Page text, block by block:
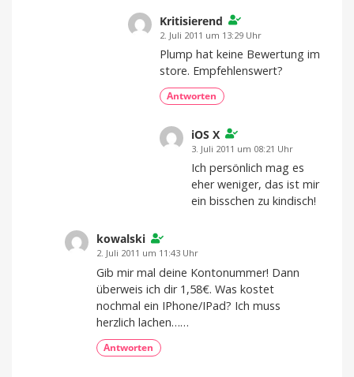
Kritisierend
2. Juli 2011 um 13:29 Uhr
Plump hat keine Bewertung im
store. Empfehlenswert?
Antworten
iOS X
3. Juli 2011 um 08:21 Uhr
Ich persönlich mag es
eher weniger, das ist mir
ein bisschen zu kindisch!
kowalski
2. Juli 2011 um 11:43 Uhr
Gib mir mal deine Kontonummer! Dann
überweis ich dir 1,58€. Was kostet
nochmal ein IPhone/IPad? Ich muss
herzlich lachen……
Antworten